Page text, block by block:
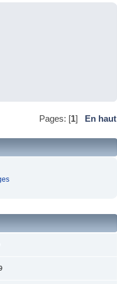
Pages: [1] En haut